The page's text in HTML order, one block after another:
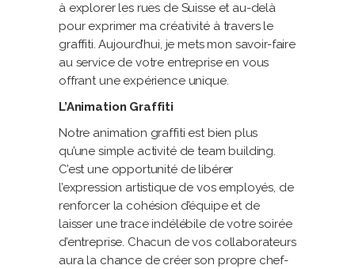
à explorer les rues de Suisse et au-delà
pour exprimer ma créativité à travers le
graffiti. Aujourd’hui, je mets mon savoir-faire
au service de votre entreprise en vous
offrant une expérience unique.
L’Animation Graffiti
Notre animation graffiti est bien plus
qu’une simple activité de team building.
C’est une opportunité de libérer
l’expression artistique de vos employés, de
renforcer la cohésion d’équipe et de
laisser une trace indélébile de votre soirée
d’entreprise. Chacun de vos collaborateurs
aura la chance de créer son propre chef-